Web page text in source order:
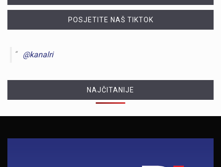
POSJETITE NAŠ TIKTOK
@kanalri
NAJČITANIJE